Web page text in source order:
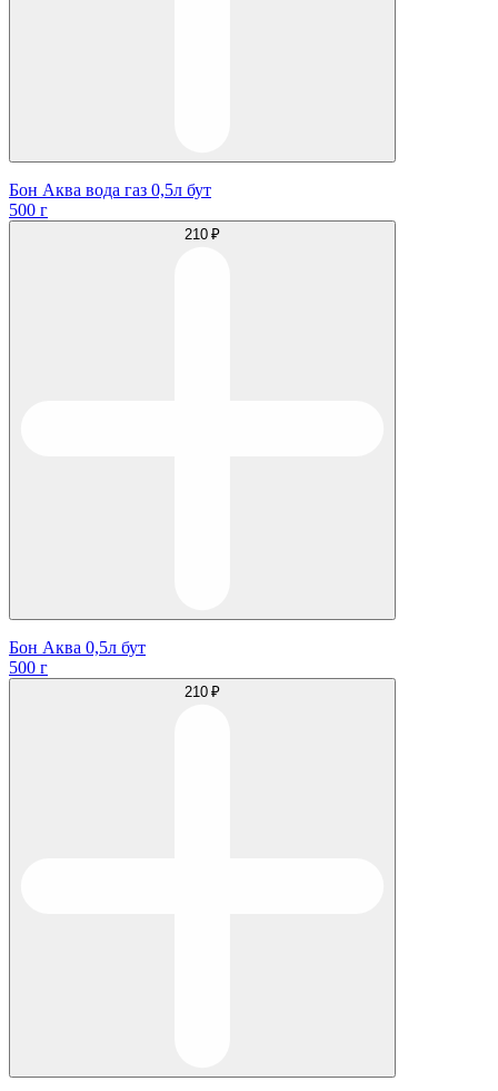
Бон Аква вода газ 0,5л бут
500 г
210 ₽
Бон Аква 0,5л бут
500 г
210 ₽